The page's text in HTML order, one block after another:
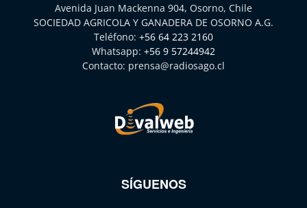
Avenida Juan Mackenna 904, Osorno, Chile
SOCIEDAD AGRICOLA Y GANADERA DE OSORNO A.G.
Teléfono: +56 64 223 2160
Whatsapp: +56 9 57244942
Contacto: prensa@radiosago.cl
SÍGUENOS